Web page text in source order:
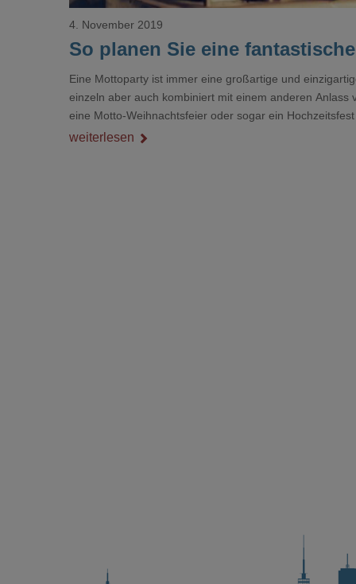
So planen Sie eine
4. November 2019
Eine Mottoparty ist immer eine großartige und
einzeln aber auch kombiniert mit einem anderen
eine Motto-Weihnachtsfeier oder sogar ein
egal für welchen Anlass, zuerst überlegen, wen Sie
weiterlesen